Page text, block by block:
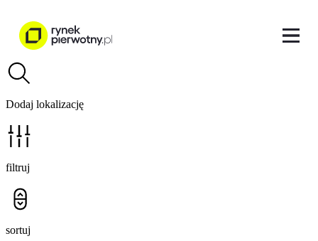
Dodaj lokalizację
filtruj
sortuj